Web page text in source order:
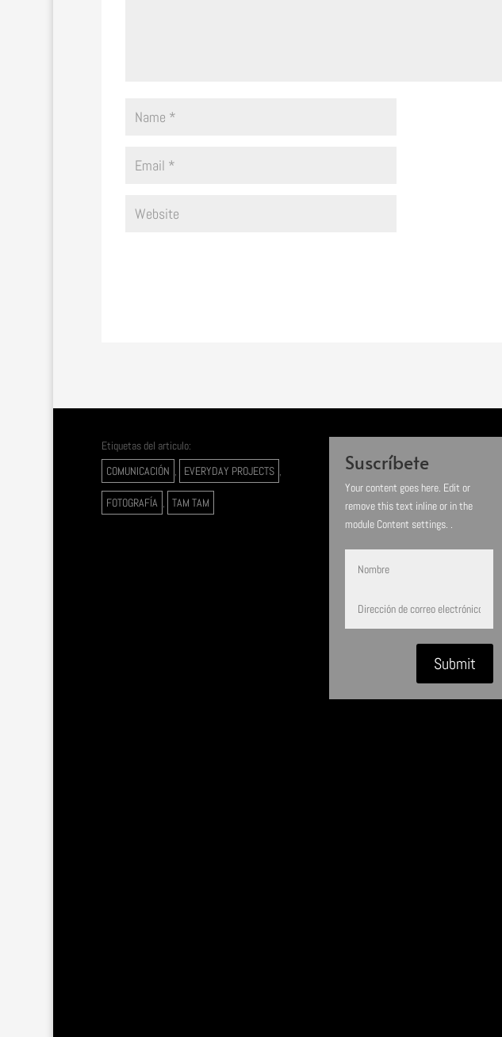
Etiquetas del articulo:
COMUNICACIÓN , EVERYDAY PROJECTS ,
FOTOGRAFÍA , TAM TAM
Suscríbete
Your content goes here. Edit or
remove this text inline or in the
module Content settings. .
Submit